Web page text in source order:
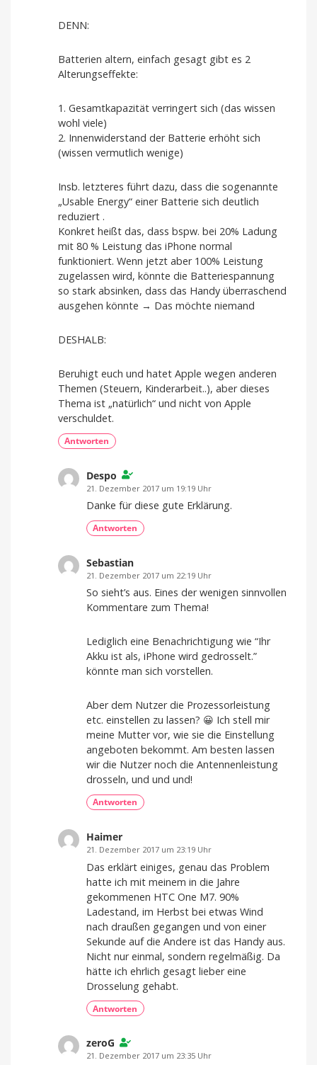
DENN:
Batterien altern, einfach gesagt gibt es 2
Alterungseffekte:
1. Gesamtkapazität verringert sich (das wissen
wohl viele)
2. Innenwiderstand der Batterie erhöht sich
(wissen vermutlich wenige)
Insb. letzteres führt dazu, dass die sogenannte
„Usable Energy“ einer Batterie sich deutlich
reduziert .
Konkret heißt das, dass bspw. bei 20% Ladung
mit 80 % Leistung das iPhone normal
funktioniert. Wenn jetzt aber 100% Leistung
zugelassen wird, könnte die Batteriespannung
so stark absinken, dass das Handy überraschend
ausgehen könnte → Das möchte niemand
DESHALB:
Beruhigt euch und hatet Apple wegen anderen
Themen (Steuern, Kinderarbeit..), aber dieses
Thema ist „natürlich“ und nicht von Apple
verschuldet.
Antworten
Despo
21. Dezember 2017 um 19:19 Uhr
Danke für diese gute Erklärung.
Antworten
Sebastian
21. Dezember 2017 um 22:19 Uhr
So sieht’s aus. Eines der wenigen sinnvollen
Kommentare zum Thema!
Lediglich eine Benachrichtigung wie “Ihr
Akku ist als, iPhone wird gedrosselt.”
könnte man sich vorstellen.
Aber dem Nutzer die Prozessorleistung
etc. einstellen zu lassen? 😀 Ich stell mir
meine Mutter vor, wie sie die Einstellung
angeboten bekommt. Am besten lassen
wir die Nutzer noch die Antennenleistung
drosseln, und und und!
Antworten
Haimer
21. Dezember 2017 um 23:19 Uhr
Das erklärt einiges, genau das Problem
hatte ich mit meinem in die Jahre
gekommenen HTC One M7. 90%
Ladestand, im Herbst bei etwas Wind
nach draußen gegangen und von einer
Sekunde auf die Andere ist das Handy aus.
Nicht nur einmal, sondern regelmäßig. Da
hätte ich ehrlich gesagt lieber eine
Drosselung gehabt.
Antworten
zeroG
21. Dezember 2017 um 23:35 Uhr